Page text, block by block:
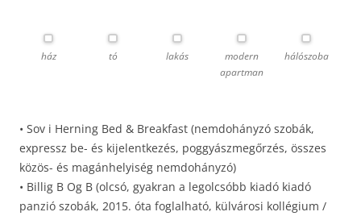
ház tó lakás
modern
apartman
hálószoba
• Sov i Herning Bed & Breakfast (nemdohányzó szobák,
expressz be- és kijelentkezés, poggyászmegőrzés, összes
közös- és magánhelyiség nemdohányzó)
• Billig B Og B (olcsó, gyakran a legolcsóbb kiadó kiadó
panzió szobák, 2015. óta foglalható, külvárosi kollégium /